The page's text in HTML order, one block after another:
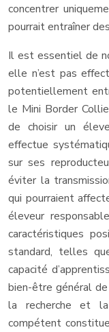
concentrer
pourrait entraîner
Il est essentiel de
elle n’est pas
potentiellement
le Mini Border
de choisir un
effectue
sur ses
éviter la
qui pourraient
éleveur
caractéristiques
standard, telles
capacité
bien-être général
la recherche et
compétent